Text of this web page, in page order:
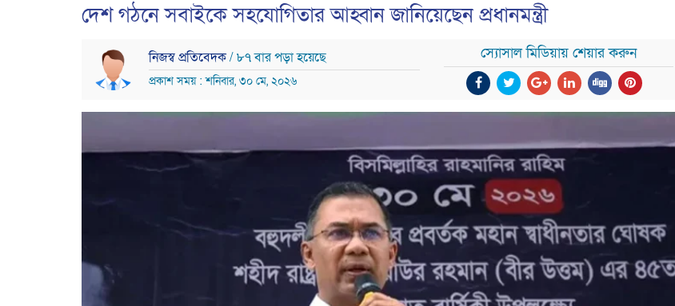
দেশ গঠনে সবাইকে সহযোগিতার আহ্বান জানিয়েছেন প্রধানমন্ত্রী
নিজস্ব প্রতিবেদক/ ৮৭ বার পড়া হয়েছে
প্রকাশ সময় : শনিবার, ৩০ মে, ২০২৬
স্যোসাল মিডিয়ায় শেয়ার করুন